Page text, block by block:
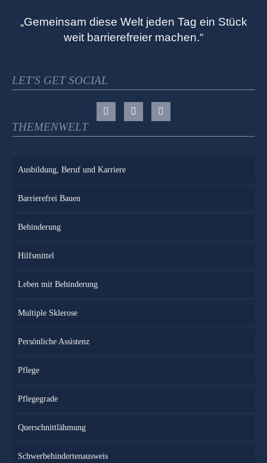
„Gemeinsam diese Welt jeden Tag ein Stück
weit barrierefreier machen.“
LET'S GET SOCIAL
THEMENWELT
Ausbildung, Beruf und Karriere
Barrierefrei Bauen
Behinderung
Hilfsmittel
Leben mit Behinderung
Multiple Sklerose
Persönliche Assistenz
Pflege
Pflegegrade
Querschnittlähmung
Schwerbehindertenausweis